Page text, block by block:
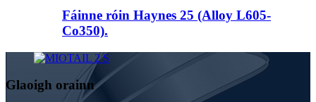
Fáinne róin Haynes 25 (Alloy L605-
Co350).
Glaoigh orainn